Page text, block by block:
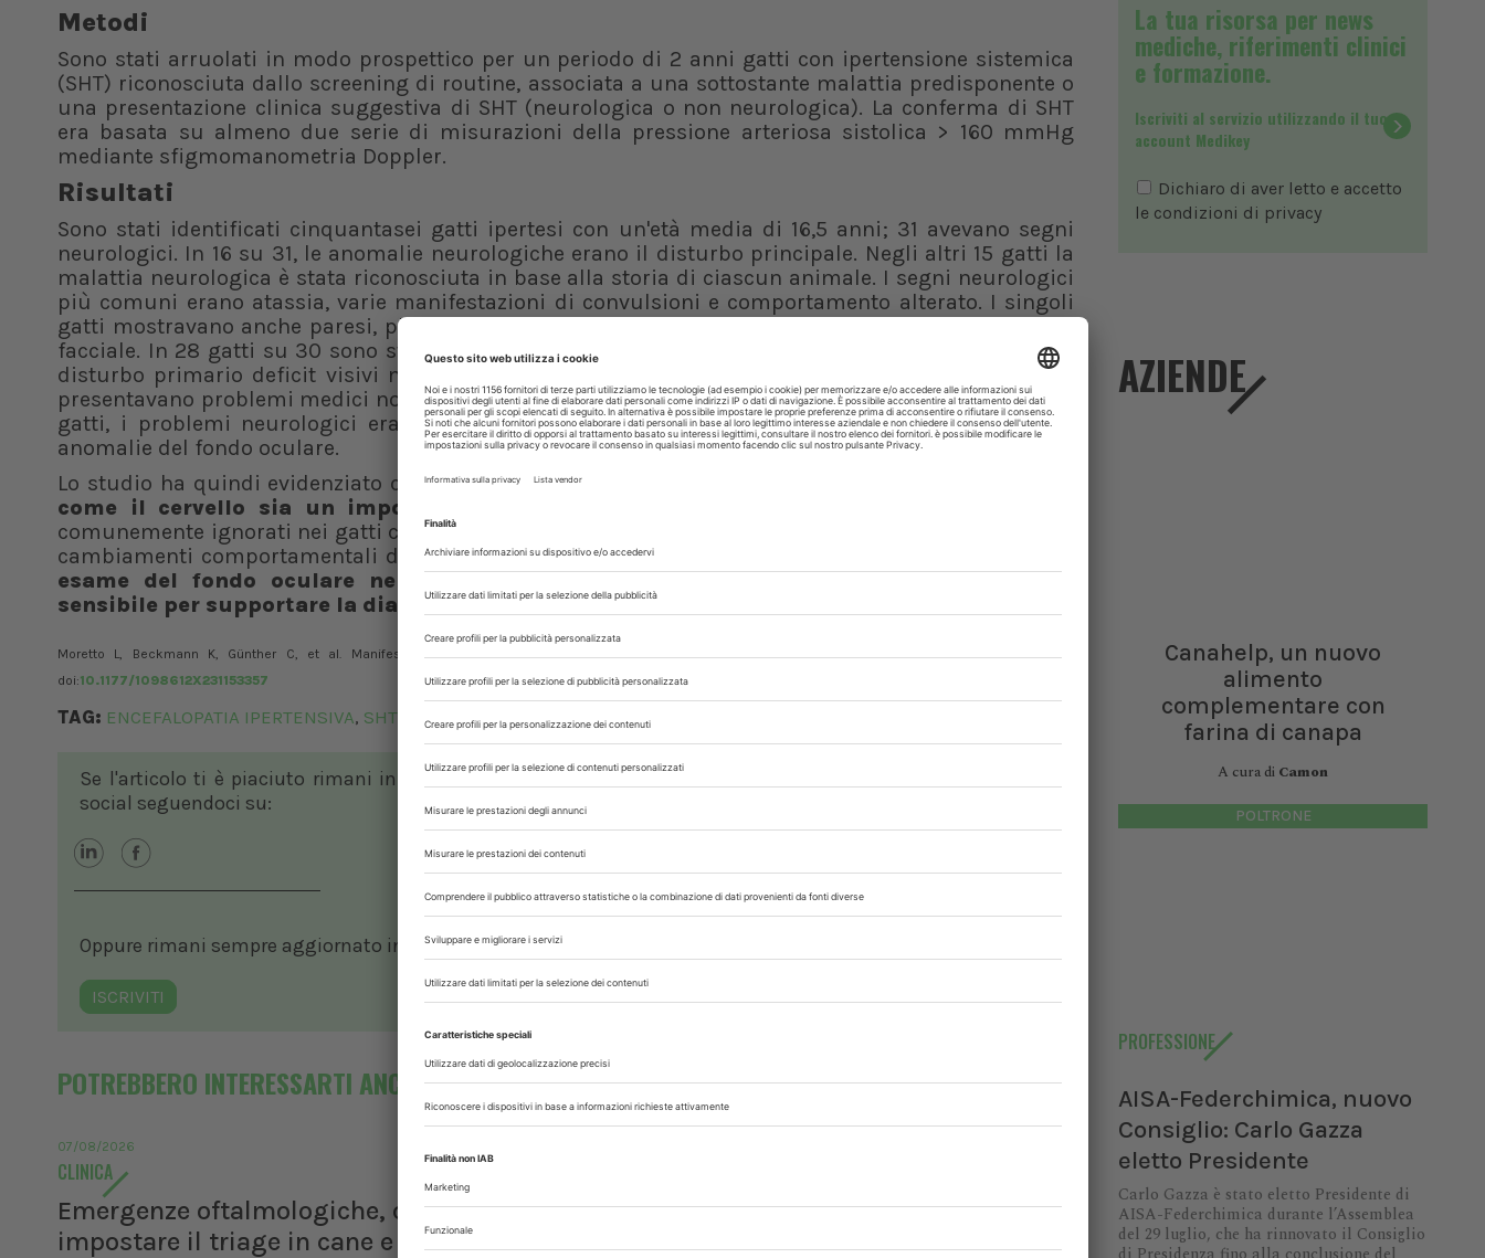
Metodi
Sono stati arruolati in modo prospettico per un periodo di 2 anni gatti con ipertensione sistemica
(SHT) riconosciuta dallo screening di routine, associata a una sottostante malattia predisponente o
una presentazione clinica suggestiva di SHT (neurologica o non neurologica). La conferma di SHT
era basata su almeno due serie di misurazioni della pressione arteriosa sistolica > 160 mmHg
mediante sfigmomanometria Doppler.
Risultati
Sono stati identificati cinquantasei gatti ipertesi con un'età media di 16,5 anni; 31 avevano segni
neurologici. In 16 su 31, le anomalie neurologiche erano il disturbo principale. Negli altri 15 gatti la
malattia neurologica è stata riconosciuta in base alla storia di ciascun animale. I segni neurologici
più comuni erano atassia, varie manifestazioni di convulsioni e comportamento alterato. I singoli
gatti mostravano anche paresi, pleurototono, ventroflessione cervicale, stupore e paralisi del nervo
facciale. In 28 gatti su 30 sono state rilevate lesioni retiniche. Di questi 28, sei presentavano come
disturbo primario deficit visivi mentre i segni neurologici non erano il disturbo principale; nove
presentavano problemi medici non specifici, senza sospetto di danno d'organo indotto da SHT; in 13
gatti, i problemi neurologici erano il disturbo principale e successivamente sono state rilevate
anomalie del fondo oculare.
Lo studio ha quindi evidenziato come l’ipertensione sistemica sia comune nei gatti anziani e
come il cervello sia un importante organo bersaglio
comunemente ignorati nei gatti con SHT. Anomalie dell'andatura, convulsioni (parziali) e anche lievi
cambiamenti comportamentali dovrebbero invece indurre i medici a considerarne la presenza.
esame del fondo oculare nei gatti con sospetta encefalopatia ipertensiva è un test
sensibile per supportare la diagnosi.
Moretto L, Beckmann K, Günther C, et al. Manifestations of hypertensive encephalopathy in cats.Journal of Feline Medicine and Surgery. 2023;25(2).
doi:10.1177/1098612X231153357
TAG: ENCEFALOPATIA IPERTENSIVA, SHT
Se l'articolo ti è piaciuto rimani in contatto con noi sui nostri canali
social seguendoci su:
Oppure rimani sempre aggiornato in ambito veterinario, iscrivendoti alla nostra newsletter!
ISCRIVITI
POTREBBERO INTERESSARTI ANCHE
07/08/2026
CLINICA
Emergenze oftalmologiche, come
impostare il triage in cane e gatto
AISA-Federchimica, nuovo Consiglio:
Carlo Gazza eletto Presidente
La tua risorsa per news
mediche, riferimenti clinici
e formazione.
Iscriviti al servizio utilizzando il tuo
account Medikey
Dichiaro di aver letto e accetto
le condizioni di privacy
AZIENDE
Canahelp, un nuovo
alimento
complementare con
farina di canapa
A cura di Camon
POLTRONE
PROFESSIONE
AISA-Federchimica, nuovo
Consiglio: Carlo Gazza
eletto Presidente
Carlo Gazza è stato eletto Presidente di
AISA-Federchimica durante l’Assemblea
del 29 luglio, che ha rinnovato il Consiglio